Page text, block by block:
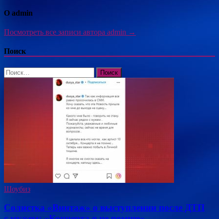
О admin
Посмотреть все записи автора admin →
Поиск
Найти:
Шоубиз
Солистка «Винтаж» о выступлении после ДТП